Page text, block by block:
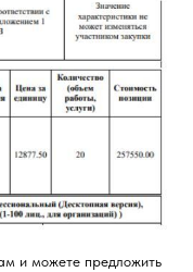
и можете предложить